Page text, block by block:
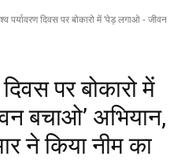
पर्यावरण दिवस पर बोकारो में ‘पेड़ लगाओ - जीवन
पर बोकारो में
बचाओ’ अभियान,
ने किया नीम का